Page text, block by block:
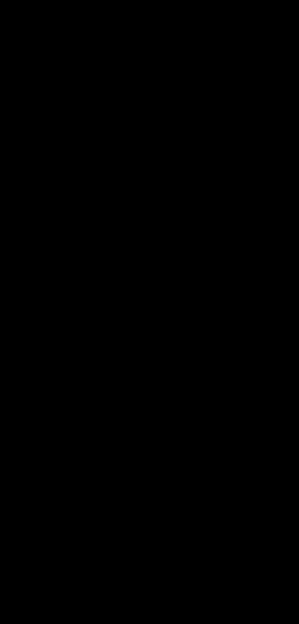
ยฉากนี้จะสะท้อนถึงตัวตนในอนาคตใน
เพื่อพูดขอบคุณตัวตนปัจจุบันที่ทำให้
ก็ตาม 16 เซ็มบัตสึในเพลง Believers
นะโชค วงBNK48 รับตำแหน่ง
– มิลิน ดอกเทียน วงBNK48 ,พิม –
, คนิ้ง – วิทิตา สระศรีสม วง
– ณัฐทิชา จันทรวารีเลขา วงBNK48
งBNK48, วี – วีรยา จาง วงBNK48,